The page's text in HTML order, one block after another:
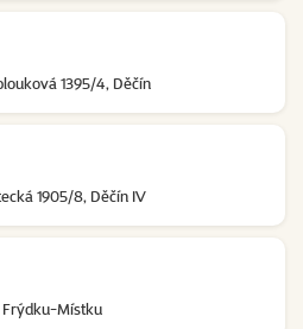
1395/4, Děčín
1905/8, Děčín IV
Frýdku-Místku